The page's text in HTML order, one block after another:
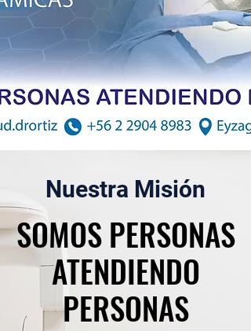
Nuestra Misión
SOMOS PERSONAS
ATENDIENDO
PERSONAS
SOMOS PERSONAS
ATENDIENDO
PERSONAS